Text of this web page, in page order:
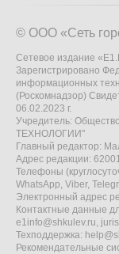
© ООО «Сеть
Сетевое издание
Зарегистрировано
информационных
(Роскомнадзор)
06.02.2023 г.
Учредитель:
ТЕХНОЛОГИИ"
Главный редактор:
Адрес редакции:
Телефоны
WhatsApp, Viber,
Электронный адрес
Контактные данные
e1info@shkulev.ru,
Техподдержка:
Рекомендательные